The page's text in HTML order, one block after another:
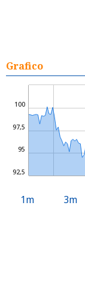
Grafico
92,5
95
97,5
100
1m 3m